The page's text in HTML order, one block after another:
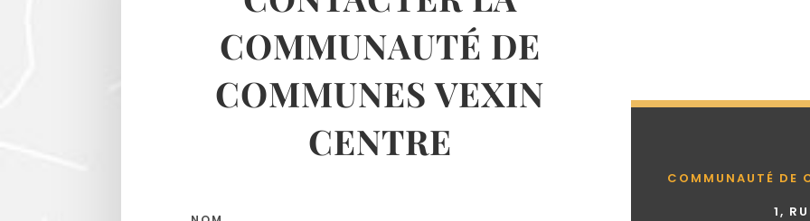
COMMUNAUTÉ DE
COMMUNES VEXIN
CENTRE
COMMUNAUTÉ DE
1,